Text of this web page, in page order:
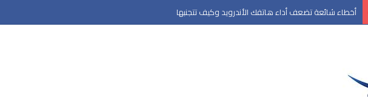
أخطاء شائعة تضعف أداء هاتفك الأندرويد وكيف تتجنبها